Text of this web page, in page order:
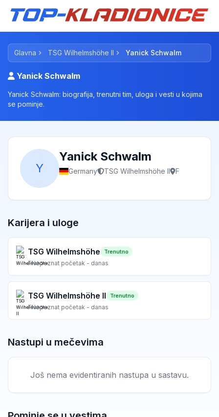
Glavna TSG Wilhelmshöhe II Yanick Schwalm
Yanick Schwalm
Yanick Schwalm: biografija, trenutni tim, uloga i vesti u kojima
se pominje.
Y
Yanick Schwalm
Germany TSG Wilhelmshöhe II F
Karijera i uloge
TSG Wilhelmshöhe Trenutno
FNepoznat početak - danas
TSG Wilhelmshöhe II Trenutno
FNepoznat početak - danas
Nastupi u mečevima
Još nema evidentiranih nastupa u sastavu.